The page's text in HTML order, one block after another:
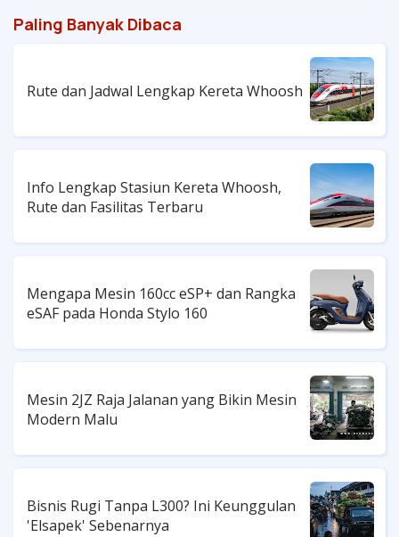
Paling Banyak Dibaca
Rute dan Jadwal Lengkap Kereta Whoosh
Info Lengkap Stasiun Kereta Whoosh,
Rute dan Fasilitas Terbaru
Mengapa Mesin 160cc eSP+ dan Rangka
eSAF pada Honda Stylo 160
Mesin 2JZ Raja Jalanan yang Bikin Mesin
Modern Malu
Bisnis Rugi Tanpa L300? Ini Keunggulan
'Elsapek' Sebenarnya